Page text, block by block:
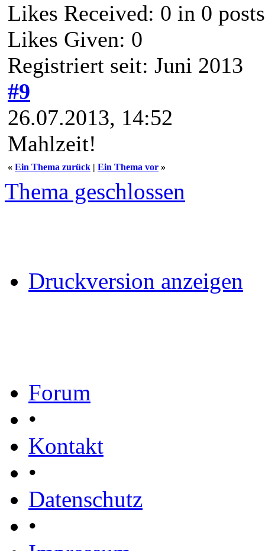
Likes Received: 0 in 0 posts
Likes Given: 0
Registriert seit: Juni 2013
#9
26.07.2013, 14:52
Mahlzeit!
« Ein Thema zurück | Ein Thema vor »
Thema geschlossen
Druckversion anzeigen
Forum
•
Kontakt
•
Datenschutz
•